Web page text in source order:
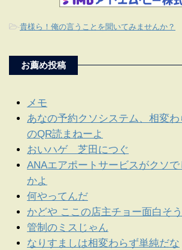
-貴様ら！俺の言うことを聞いてみませんか？
お薦め投稿
メモ
あなの予約クソシステム、相変
のQR読まねーよ
おいハゲ 芝田につぐ
ANAエアポートサービスがクソ
かよ
何やってんだ
かどや ここの店主チョー面白そう
管制のミスじゃん
なりすましは相変わらず単純だな